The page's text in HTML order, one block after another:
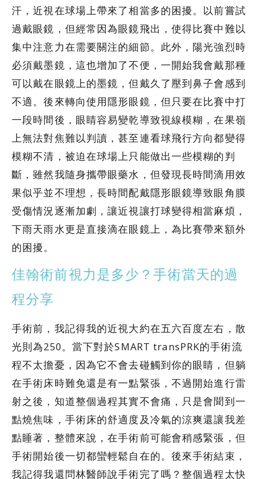
汗，近視在球場上帶來了相當多的困擾。以前嘗試
過戴眼鏡，但經常因為眼鏡飛出，使得比賽中難以
集中注意力在需要關注的細節。此外，陽光強烈時
必須戴墨鏡，這也增加了不便，一開始我會戴那種
可以戴在眼鏡上的墨鏡，但戴久了壓到鼻子會感到
不適。後來轉向使用隱形眼鏡，但只要在比賽中打
一段時間後，眼睛容易變乾導致視線模糊，在果嶺
上無法對焦難以判讀，甚至連看球飛行方向都變得
模糊不清，被迫在球場上只能做出一些模糊的判
斷，雖然我隨身攜帶眼藥水，但發現長時間滴用效
果似乎並不理想，長時間配戴隱形眼鏡導致眼角膜
受傷情況逐漸加劇，讓近視讓打球變得相當麻煩，
下雨天雨水更是直接滴在眼鏡上，為比賽帶來額外
的困擾。
佳翰術前視力是多少？手術當天的過
程分享
手術前，我記得我的近視大約在五六百度左右，散
光則為250。當下對於SMART transPRK的手術流
程不太擔憂，因為它不會去碰觸到你的眼睛，但躺
在手術床時難免還是有一點緊張，不過開始進行雷
射之後，知道整個過程其實不會痛，只是會聞到一
點燒焦味，手術床的舒適度及冷氣的涼爽還讓我差
點睡著，整體來說，在手術前可能會稍感緊張，但
手術開始後一切都蠻輕鬆自在的。後來手術結束，
我記得我還問林醫師說手術完了嗎？整個過程太快